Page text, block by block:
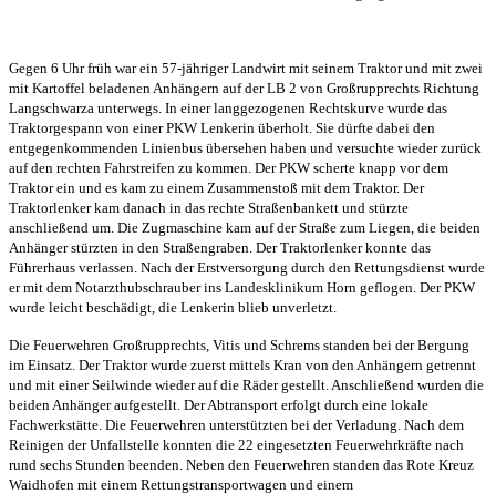
Gegen 6 Uhr früh war ein 57-jähriger Landwirt mit seinem Traktor und mit zwei
mit Kartoffel beladenen Anhängern auf der LB 2 von Großrupprechts Richtung
Langschwarza unterwegs. In einer langgezogenen Rechtskurve wurde das
Traktorgespann von einer PKW Lenkerin überholt. Sie dürfte dabei den
entgegenkommenden Linienbus übersehen haben und versuchte wieder zurück
auf den rechten Fahrstreifen zu kommen. Der PKW scherte knapp vor dem
Traktor ein und es kam zu einem Zusammenstoß mit dem Traktor. Der
Traktorlenker kam danach in das rechte Straßenbankett und stürzte
anschließend um. Die Zugmaschine kam auf der Straße zum Liegen, die beiden
Anhänger stürzten in den Straßengraben. Der Traktorlenker konnte das
Führerhaus verlassen. Nach der Erstversorgung durch den Rettungsdienst wurde
er mit dem Notarzthubschrauber ins Landesklinikum Horn geflogen. Der PKW
wurde leicht beschädigt, die Lenkerin blieb unverletzt.
Die Feuerwehren Großrupprechts, Vitis und Schrems standen bei der Bergung
im Einsatz. Der Traktor wurde zuerst mittels Kran von den Anhängern getrennt
und mit einer Seilwinde wieder auf die Räder gestellt. Anschließend wurden die
beiden Anhänger aufgestellt. Der Abtransport erfolgt durch eine lokale
Fachwerkstätte. Die Feuerwehren unterstützten bei der Verladung. Nach dem
Reinigen der Unfallstelle konnten die 22 eingesetzten Feuerwehrkräfte nach
rund sechs Stunden beenden. Neben den Feuerwehren standen das Rote Kreuz
Waidhofen mit einem Rettungstransportwagen und einem